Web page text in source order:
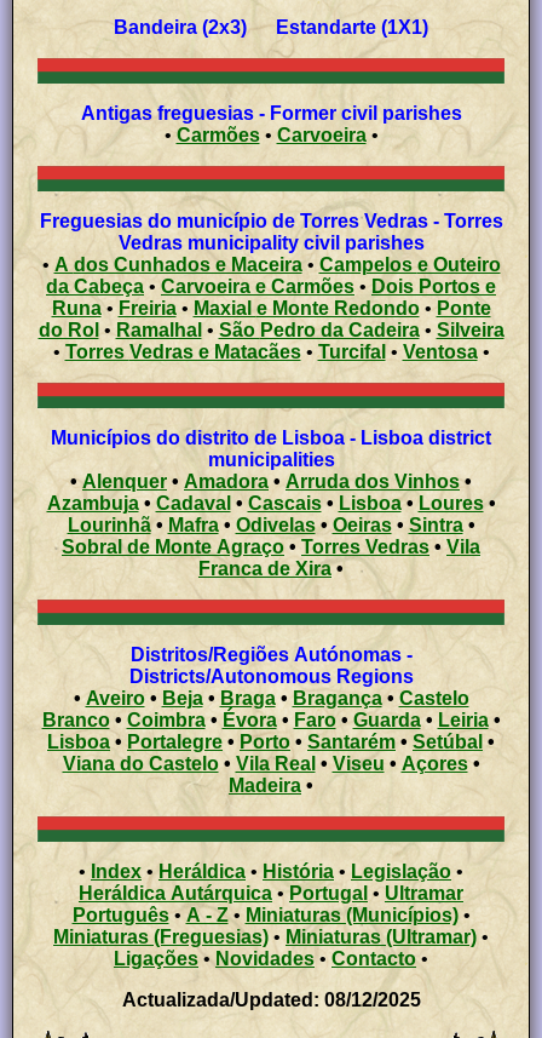
Bandeira (2x3) Estandarte (1X1)
Antigas freguesias - Former civil parishes
• Carmões• Carvoeira•
Freguesias do município de Torres Vedras - Torres
Vedras municipality civil parishes
•
A dos Cunhados e Maceira• Campelos e Outeiro
da Cabeça • Carvoeira e Carmões • Dois Portos e
Runa• Freiria• Maxial e Monte Redondo• Ponte
do Rol • Ramalhal • São Pedro da Cadeira• Silveira
•
Torres Vedras e Matacães•Turcifal • Ventosa•
Municípios do distrito de Lisboa - Lisboa district
municipalities
• Alenquer • Amadora • Arruda dos Vinhos•
Azambuja• Cadaval • Cascais• Lisboa• Loures•
Lourinhã• Mafra• Odivelas• Oeiras• Sintra•
Sobral de Monte Agraço • Torres Vedras •Vila
Franca de Xira•
Distritos/Regiões Autónomas -
Districts/Autonomous Regions
•Aveiro• Beja• Braga• Bragança• Castelo
Branco• Coimbra• Évora• Faro• Guarda• Leiria•
Lisboa • Portalegre • Porto • Santarém • Setúbal •
Viana do Castelo• Vila Real • Viseu • Açores •
Madeira •
• Index • Heráldica • História • Legislação •
Heráldica Autárquica•Portugal • Ultramar
Português• A - Z• Miniaturas (Municípios)•
Miniaturas (Freguesias) • Miniaturas (Ultramar) •
Ligações • Novidades •Contacto•
Actualizada/Updated: 08/12/2025